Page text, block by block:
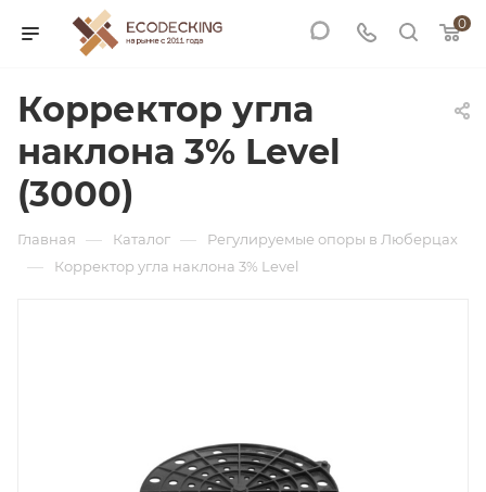
0
Корректор угла
наклона 3% Level
(3000)
Главная — Каталог — Регулируемые опоры в Люберцах
— Корректор угла наклона 3% Level